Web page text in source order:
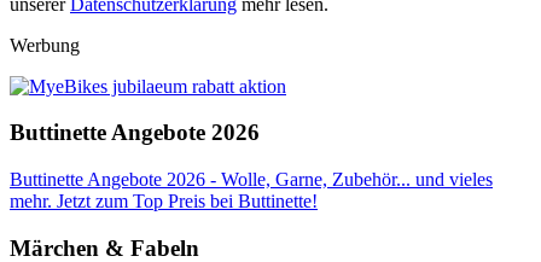
Werbung
Buttinette Angebote 2026
Buttinette Angebote 2026 - Wolle, Garne, Zubehör... und vieles
mehr. Jetzt zum Top Preis bei Buttinette!
Märchen & Fabeln